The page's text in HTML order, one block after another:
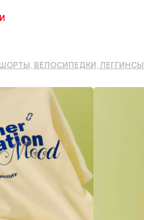
ШОРТЫ, ВЕЛОСИПЕДКИ, ЛЕГГИНСЫ